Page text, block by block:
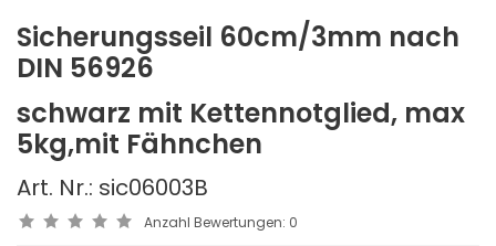
Sicherungsseil 60cm/3mm nach
DIN 56926
schwarz mit Kettennotglied, max
5kg,mit Fähnchen
Art. Nr.: sic06003B
Anzahl Bewertungen: 0